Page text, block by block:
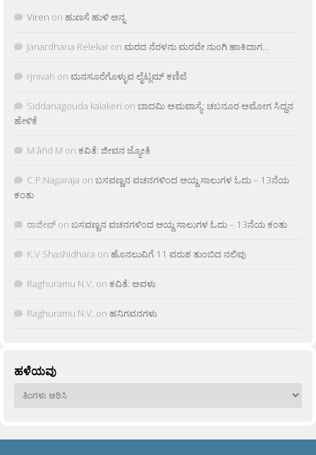
Viren on ಹುಣಸೆ ಹುಳಿ ಅನ್ನ
Janardhana Relekar on ಮರದ ನೆರಳನು ಮರವೇ ನುಂಗಿ ಹಾಕಿದಾಗ…
rjnivah on ಮನಸೂರೆಗೊಳ್ಳುವ ಲೈಟ್ಲಮ್ ಕಣಿವೆ
Siddanagouda kalakeri on ಬಾದಮಿ ಅಮವಾಸ್ಯೆ: ಚಬನೂರ ಅಮೋಗ ಸಿದ್ದನ
ಹೇಳಿಕೆ
M âñd M on ಕವಿತೆ: ಜೀವನ ಜ್ಯೋತಿ
C.P.Nagaraja on ಬಸವಣ್ಣನ ವಚನಗಳಿಂದ ಆಯ್ದ ಸಾಲುಗಳ ಓದು – 13ನೆಯ
ಕಂತು
ರಾಜೀವ್ on ಬಸವಣ್ಣನ ವಚನಗಳಿಂದ ಆಯ್ದ ಸಾಲುಗಳ ಓದು – 13ನೆಯ ಕಂತು
K.V Shashidhara on ಹೊನಲುವಿಗೆ 11 ವರುಶ ತುಂಬಿದ ನಲಿವು
Raghuramu N.V. on ಕವಿತೆ: ಅವಳು
Raghuramu N.V. on ಹನಿಗವನಗಳು
ಹಳೆಯವು
ಹಳೆಯವು